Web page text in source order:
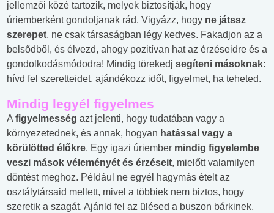
jellemzői közé tartozik, melyek biztosítják, hogy
úriemberként gondoljanak rád. Vigyázz, hogy ne játssz
szerepet, ne csak társaságban légy kedves. Fakadjon az a
belsődből, és élvezd, ahogy pozitívan hat az érzéseidre és a
gondolkodásmódodra! Mindig törekedj segíteni másoknak:
hívd fel szeretteidet, ajándékozz időt, figyelmet, ha teheted.
Mindig legyél figyelmes
A figyelmesség azt jelenti, hogy tudatában vagy a
környezetednek, és annak, hogyan hatással vagy a
körülötted élőkre. Egy igazi úriember mindig figyelembe
veszi mások véleményét és érzéseit, mielőtt valamilyen
döntést meghoz. Például ne egyél hagymás ételt az
osztálytársaid mellett, mivel a többiek nem biztos, hogy
szeretik a szagát. Ajánld fel az ülésed a buszon bárkinek,